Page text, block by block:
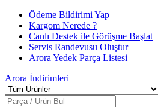
Ödeme Bildirimi Yap
Kargom Nerede ?
Canlı Destek ile Görüşme Başlat
Servis Randevusu Oluştur
Arora Yedek Parça Listesi
Arora İndirimleri